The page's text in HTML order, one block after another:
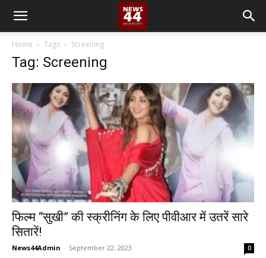
Home Tags Screening
Tag: Screening
फिल्म “सुखी” की स्क्रीनिंग के लिए पीवीआर में उतरें सारे
सितारें!
News44Admin - September 22, 2023 0